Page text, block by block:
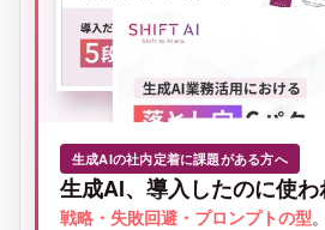
生成AIの社内定着に課題がある方へ
生成AI、導入したのに使わ
戦略・失敗回避・プロンプトの型。